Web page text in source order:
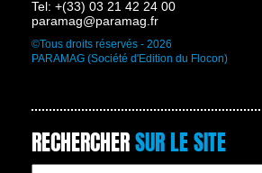
Tel: +(33) 03 21 42 24 00
paramag@paramag.fr
©Tous droits réservés - 2026
PARAMAG (Société d'Edition du Flocon)
RECHERCHERSUR LE SITE